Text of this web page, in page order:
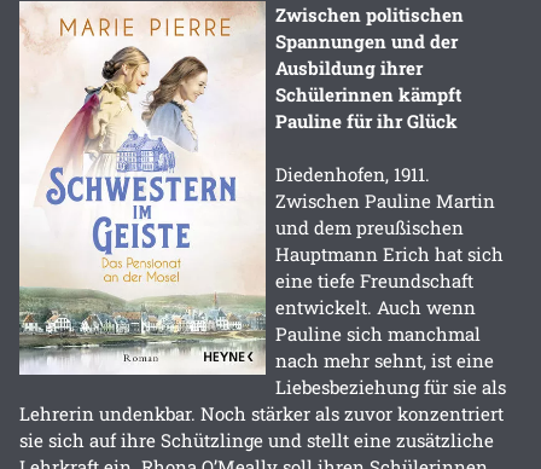
Zwischen politischen
Spannungen und der
Ausbildung ihrer
Schülerinnen kämpft
Pauline für ihr Glück
Diedenhofen, 1911.
Zwischen Pauline Martin
und dem preußischen
Hauptmann Erich hat sich
eine tiefe Freundschaft
entwickelt. Auch wenn
Pauline sich manchmal
nach mehr sehnt, ist eine
Liebesbeziehung für sie als
Lehrerin undenkbar. Noch stärker als zuvor konzentriert
sie sich auf ihre Schützlinge und stellt eine zusätzliche